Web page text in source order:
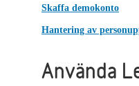
Skaffa demokonto
Hantering av
Använda